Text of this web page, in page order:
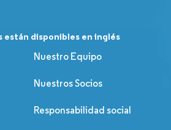
están disponibles en inglés
Nuestro Equipo
Nuestros Socios
Responsabilidad social